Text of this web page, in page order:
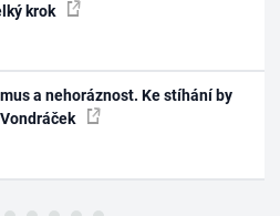
krok
a nehoráznost. Ke stíhání by